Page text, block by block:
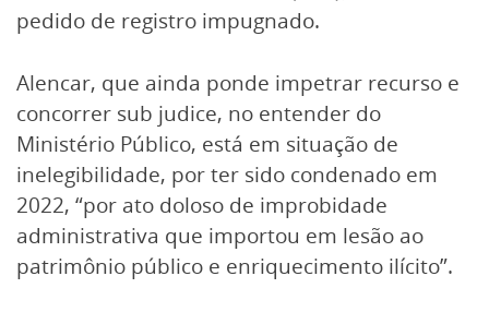
pedido de registro impugnado.
Alencar, que ainda ponde impetrar recurso e
concorrer sub judice, no entender do
Ministério Público, está em situação de
inelegibilidade, por ter sido condenado em
2022, “por ato doloso de improbidade
administrativa que importou em lesão ao
patrimônio público e enriquecimento ilícito”.